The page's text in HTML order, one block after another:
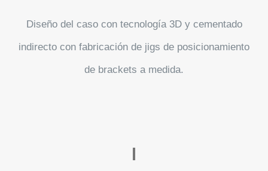
Diseño del caso con tecnología 3D y cementado
indirecto con fabricación de jigs de posicionamiento
de brackets a medida.